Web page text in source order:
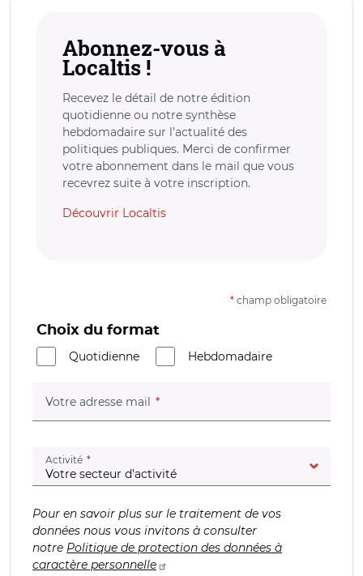
Abonnez-vous à
Localtis !
Recevez le détail de notre édition
quotidienne ou notre synthèse
hebdomadaire sur l’actualité des
politiques publiques. Merci de confirmer
votre abonnement dans le mail que vous
recevrez suite à votre inscription.
Découvrir Localtis
* champ obligatoire
Choix du format
Quotidienne
Hebdomadaire
Votre adresse mail (champ obligatoire)
Activité (champ obligatoire)
Pour en savoir plus sur le traitement de vos
données nous vous invitons à consulter
notre Politique de protection des données à
caractère personnelle